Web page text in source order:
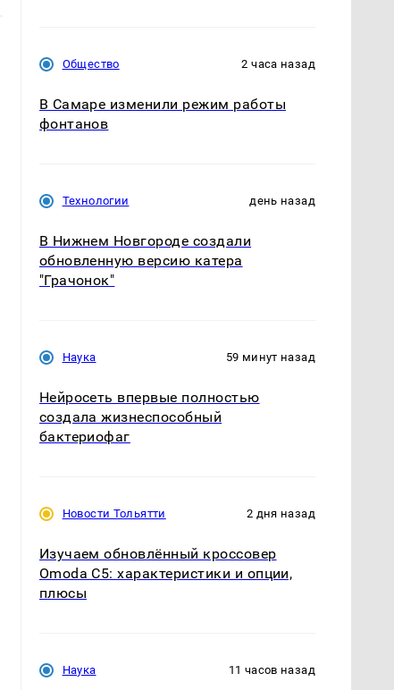
Общество 2 часа назад
В Самаре изменили режим работы
фонтанов
Технологии день назад
В Нижнем Новгороде создали
обновленную версию катера
"Грачонок"
Наука 59 минут назад
Нейросеть впервые полностью
создала жизнеспособный
бактериофаг
Новости Тольятти 2 дня назад
Изучаем обновлённый кроссовер
Omoda C5: характеристики и опции,
плюсы
Наука 11 часов назад